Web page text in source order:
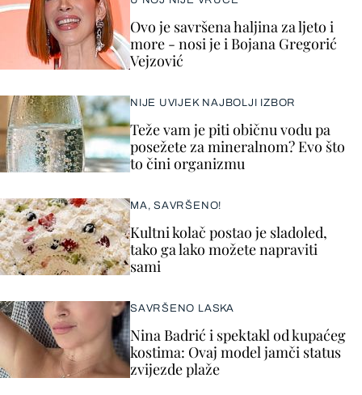
Ovo je savršena haljina za ljeto i
more - nosi je i Bojana Gregorić
Vejzović
NIJE UVIJEK NAJBOLJI IZBOR
Teže vam je piti običnu vodu pa
posežete za mineralnom? Evo što
to čini organizmu
MA, SAVRŠENO!
Kultni kolač postao je sladoled,
tako ga lako možete napraviti
sami
SAVRŠENO LASKA
Nina Badrić i spektakl od kupaćeg
kostima: Ovaj model jamči status
zvijezde plaže